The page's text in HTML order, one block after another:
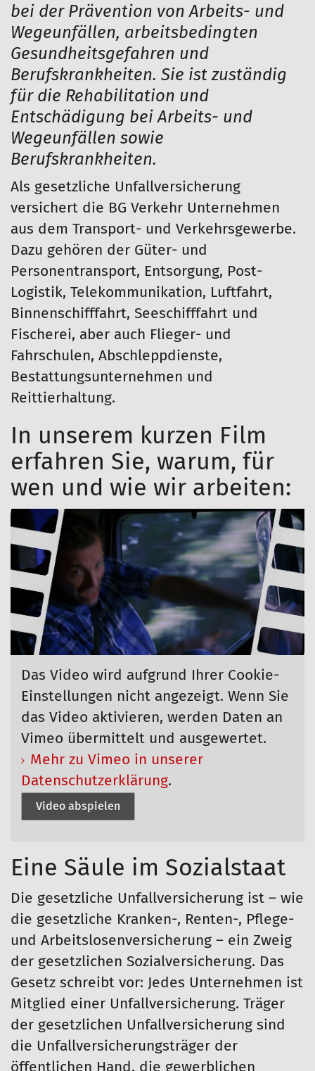
bei der Prävention von Arbeits- und
Wegeunfällen, arbeitsbedingten
Gesundheitsgefahren und
Berufskrankheiten. Sie ist zuständig
für die Rehabilitation und
Entschädigung bei Arbeits- und
Wegeunfällen sowie
Berufskrankheiten.
Als gesetzliche Unfallversicherung
versichert die BG Verkehr Unternehmen
aus dem Transport- und Verkehrsgewerbe.
Dazu gehören der Güter- und
Personentransport, Entsorgung, Post-
Logistik, Telekommunikation, Luftfahrt,
Binnenschifffahrt, Seeschifffahrt und
Fischerei, aber auch Flieger- und
Fahrschulen, Abschleppdienste,
Bestattungsunternehmen und
Reittierhaltung.
In unserem kurzen Film
erfahren Sie, warum, für
wen und wie wir arbeiten:
Das Video wird aufgrund Ihrer Cookie-
Einstellungen nicht angezeigt. Wenn Sie
das Video aktivieren, werden Daten an
Vimeo übermittelt und ausgewertet.
Mehr zu Vimeo in unserer
Datenschutzerklärung.
Video abspielen
Eine Säule im Sozialstaat
Die gesetzliche Unfallversicherung ist – wie
die gesetzliche Kranken-, Renten-, Pflege-
und Arbeitslosenversicherung – ein Zweig
der gesetzlichen Sozialversicherung. Das
Gesetz schreibt vor: Jedes Unternehmen ist
Mitglied einer Unfallversicherung. Träger
der gesetzlichen Unfallversicherung sind
die Unfallversicherungsträger der